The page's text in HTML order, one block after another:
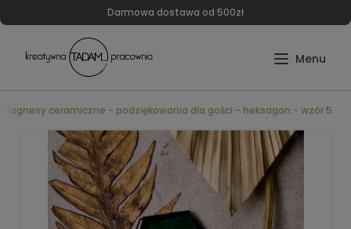
Darmowa dostawa od 500zł
Magnesy ceramiczne - podziękowania dla gości - heksagon - wzór 5